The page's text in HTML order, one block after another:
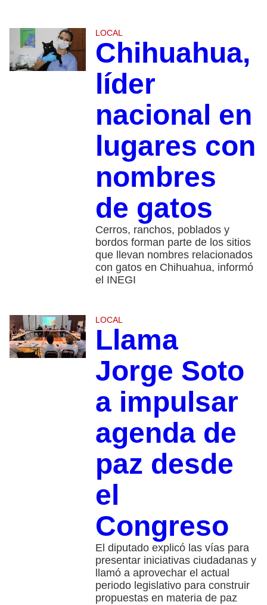
LOCAL
Chihuahua,
líder
nacional en
lugares con
nombres
de gatos
Cerros, ranchos, poblados y
bordos forman parte de los sitios
que llevan nombres relacionados
con gatos en Chihuahua, informó
el INEGI
LOCAL
Llama
Jorge Soto
a impulsar
agenda de
paz desde
el
Congreso
El diputado explicó las vías para
presentar iniciativas ciudadanas y
llamó a aprovechar el actual
periodo legislativo para construir
propuestas en materia de paz